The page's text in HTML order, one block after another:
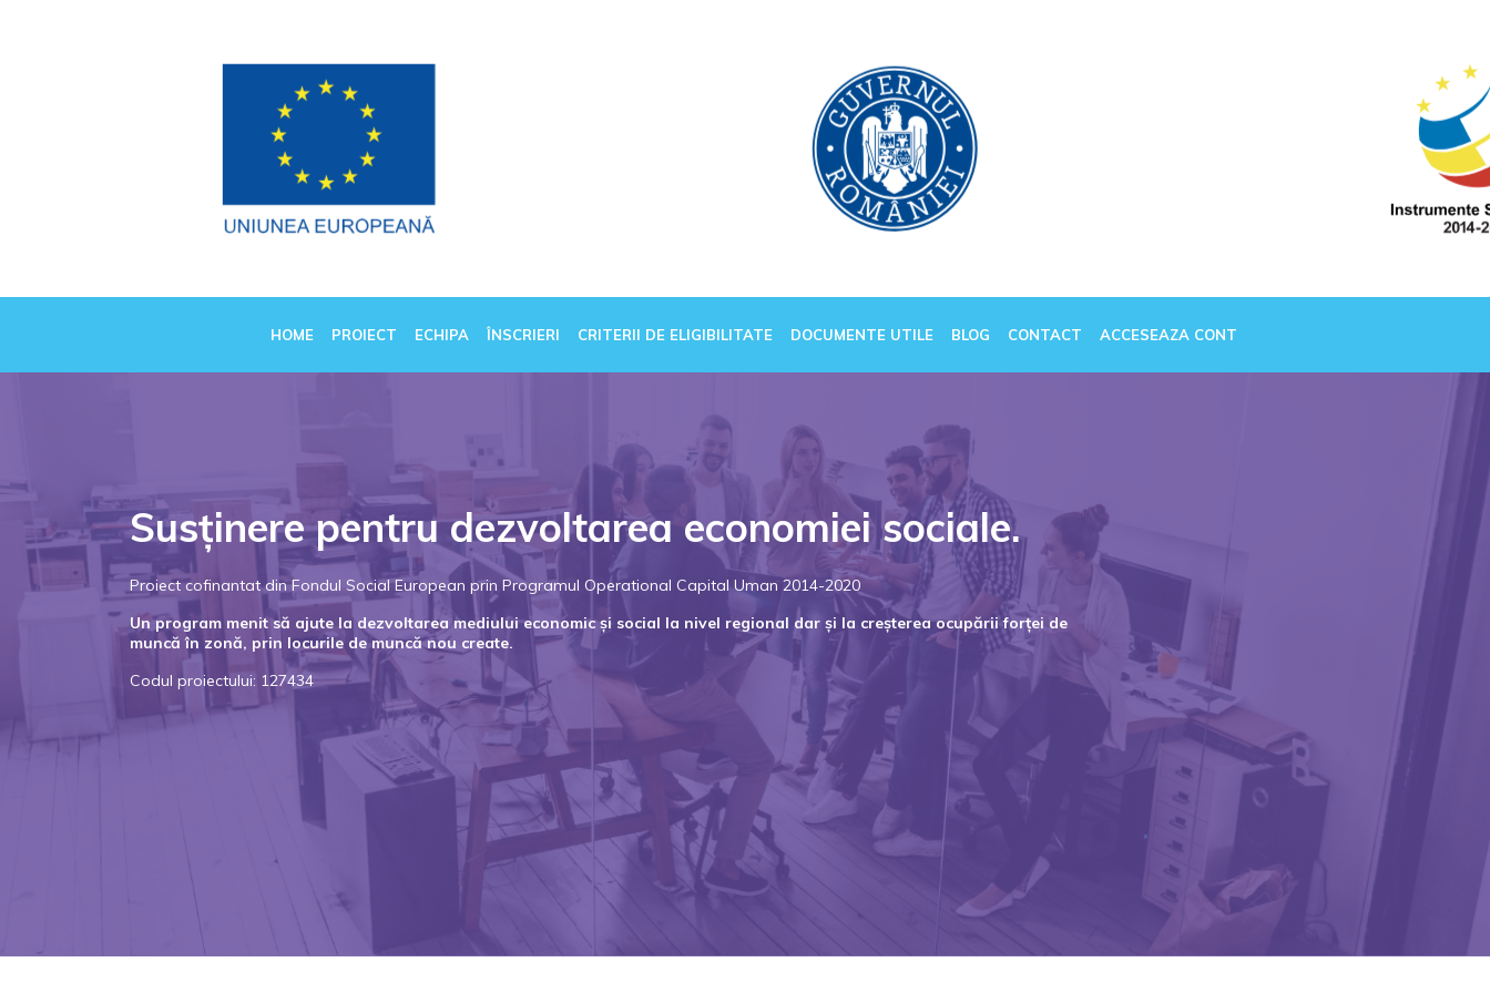
HOME PROIECT ECHIPA ÎNSCRIERI CRITERII DE ELIGIBILITATE DOCUMENTE UTILE BLOG CONTACT ACCESEAZA CONT
Susținere pentru dezvoltarea economiei sociale.
Proiect cofinantat din Fondul Social European prin Programul Operational Capital Uman 2014-2020
Un program menit să ajute la dezvoltarea mediului economic și social la nivel regional dar și la creșterea ocupării forței de
muncă în zonă, prin locurile de muncă nou create.
Codul proiectului: 127434